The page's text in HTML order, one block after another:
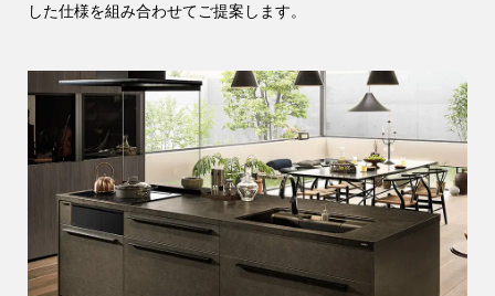
した仕様を組み合わせてご提案します。